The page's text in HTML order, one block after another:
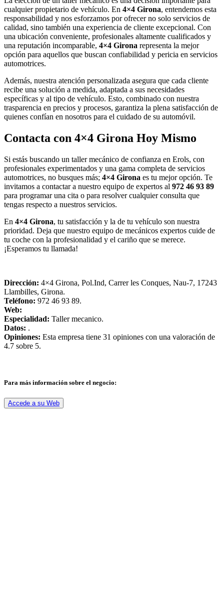
cualquier propietario de vehículo. En 4×4 Girona, entendemos esta
responsabilidad y nos esforzamos por ofrecer no solo servicios de
calidad, sino también una experiencia de cliente excepcional. Con
una ubicación conveniente, profesionales altamente cualificados y
una reputación incomparable, 4×4 Girona representa la mejor
opción para aquellos que buscan confiabilidad y pericia en servicios
automotrices.
Además, nuestra atención personalizada asegura que cada cliente
recibe una solución a medida, adaptada a sus necesidades
específicas y al tipo de vehículo. Esto, combinado con nuestra
trasparencia en precios y procesos, garantiza la plena satisfacción de
quienes confían en nosotros para el cuidado de su automóvil.
Contacta con 4×4 Girona Hoy Mismo
Si estás buscando un taller mecánico de confianza en Erols, con
profesionales experimentados y una gama completa de servicios
automotrices, no busques más; 4×4 Girona es tu mejor opción. Te
invitamos a contactar a nuestro equipo de expertos al 972 46 93 89
para programar una cita o para resolver cualquier consulta que
tengas respecto a nuestros servicios.
En 4×4 Girona, tu satisfacción y la de tu vehículo son nuestra
prioridad. Deja que nuestro equipo de mecánicos expertos cuide de
tu coche con la profesionalidad y el cariño que se merece.
¡Esperamos tu llamada!
Dirección: 4×4 Girona, Pol.Ind, Carrer les Conques, Nau-7, 17243
Llambilles, Girona.
Teléfono: 972 46 93 89.
Web:
Especialidad: Taller mecanico.
Datos: .
Opiniones: Esta empresa tiene 31 opiniones con una valoración de
4.7 sobre 5.
Para más información sobre el negocio:
Accede a su Web